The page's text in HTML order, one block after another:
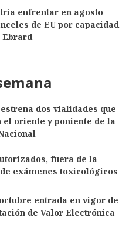
enfrentar en agosto
de EU por capacidad
Ebrard
dos vialidades que
el oriente y poniente de la
fuera de la
exámenes toxicológicos
entrada en vigor de
de Valor Electrónica